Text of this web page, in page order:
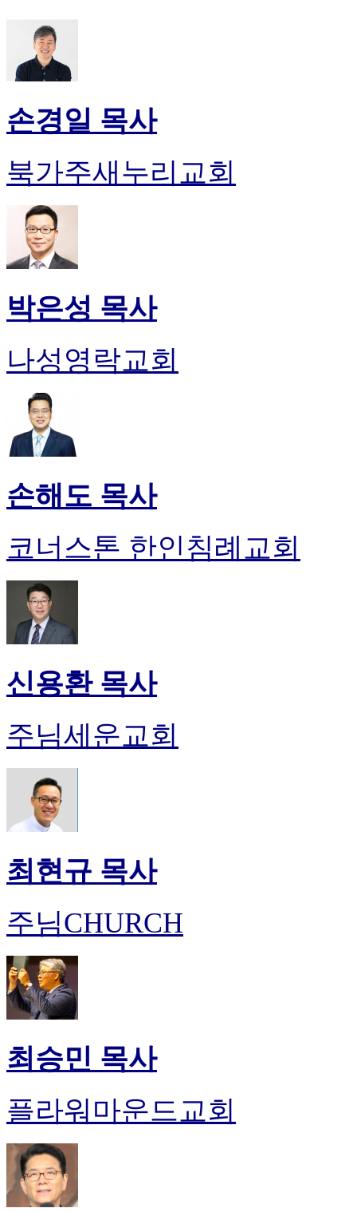
손경일 목사
북가주새누리교회
박은성 목사
나성영락교회
손해도 목사
코너스톤 한인침례교회
신용환 목사
주님세운교회
최현규 목사
주님CHURCH
최승민 목사
플라워마운드교회